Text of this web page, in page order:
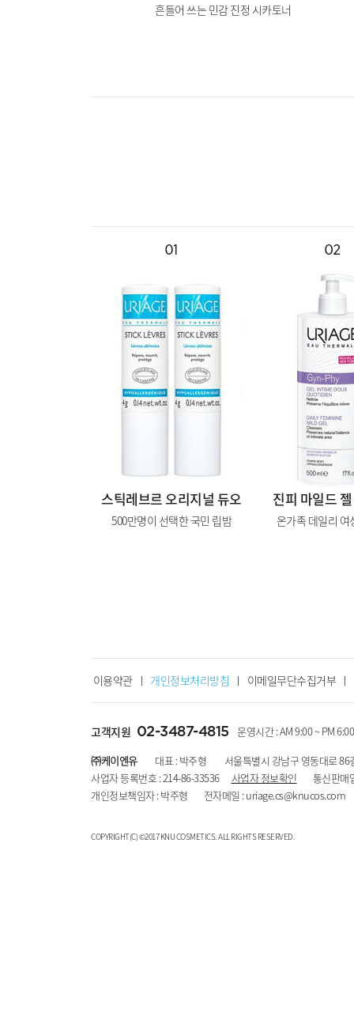
흔들어 쓰는 민감 진정 시카토너
스틱레브르 오리지널 듀오
500만명이 선택한 국민 립밤
진피 마일드
온가족 데일리 여
이용약관ㅣ 개인정보처리방침 ㅣ 이메일무단수집거부 ㅣ
고객지원 02-3487-4815 운영시간 : AM 9:00 ~ PM
㈜케이엔유
대표 : 박주형 서울특별시 강남구 영동대로 86
사업자 등록번호 : 214-86-33536 사업자 정보확인 통신판매
개인정보책임자 : 박주형 전자메일 :uriage.cs@knucos.com
COPYRIGHT(C) ©2017 KNU COSMETICS. ALL RIGHTS RESERVED.